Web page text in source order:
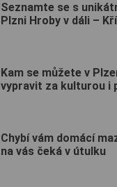
Seznamte se s
Plzni Hroby v dáli –
Kam se můžete v
vypravit za kulturou i
Chybí vám domácí
na vás čeká v útulku